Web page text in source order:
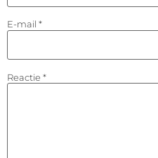
E-mail *
Reactie *